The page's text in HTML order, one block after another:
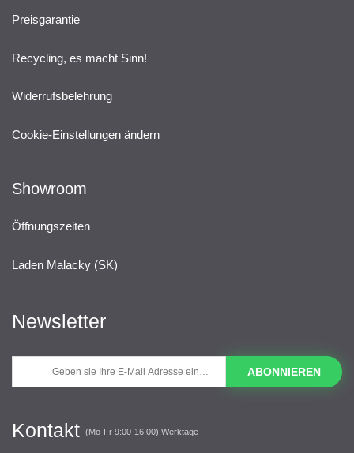
Preisgarantie
Recycling, es macht Sinn!
Widerrufsbelehrung
Cookie-Einstellungen ändern
Showroom
Öffnungszeiten
Laden Malacky (SK)
Newsletter
ABONNIEREN
Kontakt (Mo-Fr 9:00-16:00) Werktage